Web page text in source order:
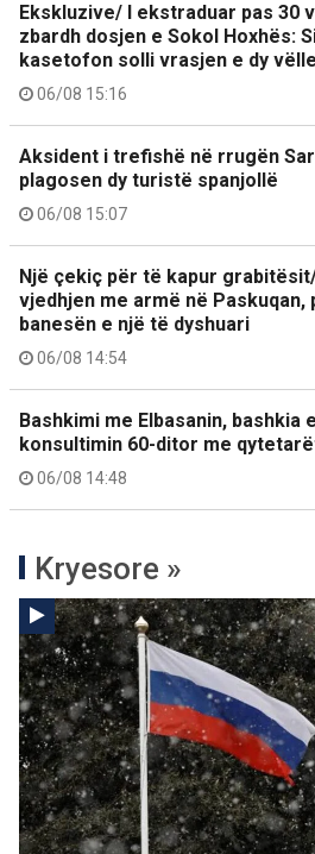
Ekskluzive/ I ekstraduar pas 30
zbardh dosjen e Sokol Hoxhës:
kasetofon solli vrasjen e dy
06/08 15:16
Aksident i trefishë në rrugën
plagosen dy turistë spanjollë
06/08 15:07
Një çekiç për të kapur
vjedhjen me armë në
banesën e një të dyshuari
06/08 14:54
Bashkimi me Elbasanin, bashkia
konsultimin 60-ditor me
06/08 14:48
Kryesore »